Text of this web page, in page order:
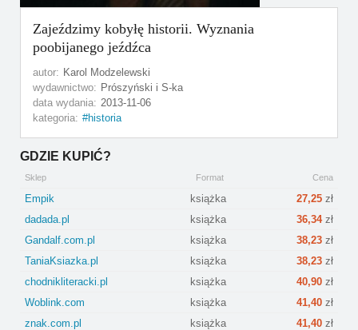
Zajeździmy kobyłę historii. Wyznania
poobijanego jeźdźca
autor: Karol Modzelewski
wydawnictwo: Prószyński i S-ka
data wydania: 2013-11-06
kategoria:
historia
GDZIE KUPIĆ?
Sklep Format Cena
Empik książka 27,25zł
dadada.pl
książka 36,34zł
Gandalf.com.pl
książka 38,23zł
TaniaKsiazka.pl
książka 38,23zł
chodnikliteracki.pl
książka 40,90zł
Woblink.com
książka 41,40zł
znak.com.pl
książka 41,40zł